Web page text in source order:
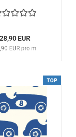
28,90 EUR
EUR pro m
TOP